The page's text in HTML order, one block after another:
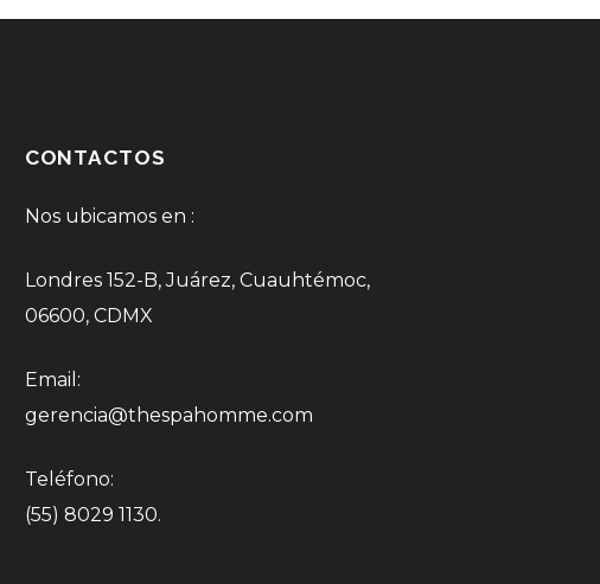
CONTACTOS
Nos ubicamos en :
Londres 152-B, Juárez, Cuauhtémoc,
06600, CDMX
Email:
gerencia@thespahomme.com
Teléfono:
(55) 8029 1130.